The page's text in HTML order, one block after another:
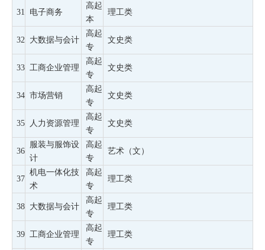
31 电子商务
高起
本
理工类
32 大数据与会计
高起
专
文史类
33 工商企业管理
高起
专
文史类
34 市场营销
高起
专
文史类
35 人力资源管理
高起
专
文史类
36
服装与服饰设
计
高起
专
艺术（文）
37
机电一体化技
术
高起
专
理工类
38 大数据与会计
高起
专
理工类
39 工商企业管理
高起
专
理工类